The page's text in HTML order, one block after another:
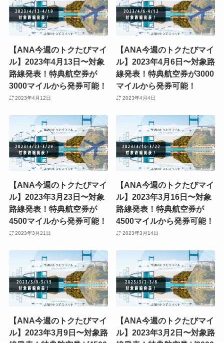
【ANA今週のトクたびマイ
ル】2023年4月13日〜対象
路線発表！特典航空券が
3000マイルから発券可能！
2023年4月12日
【ANA今週のトクたびマイ
ル】2023年4月6日〜対象路
線発表！特典航空券が3000
マイルから発券可能！
2023年4月4日
【ANA今週のトクたびマイ
ル】2023年3月23日〜対象
路線発表！特典航空券が
4500マイルから発券可能！
2023年3月21日
【ANA今週のトクたびマイ
ル】2023年3月16日〜対象
路線発表！特典航空券が
4500マイルから発券可能！
2023年3月14日
【ANA今週のトクたびマイ
ル】2023年3月9日〜対象路
【ANA今週のトクたびマイ
ル】2023年3月2日〜対象路